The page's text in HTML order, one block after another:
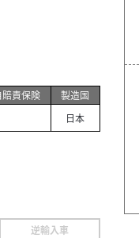
賠責保険
製造国
日本
逆輸入車